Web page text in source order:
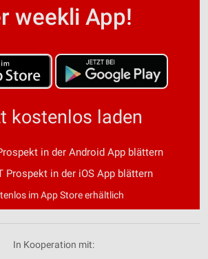
weekli App!
kostenlos laden
in der Android App blättern
Prospekt in der iOS App blättern
im App Store erhältlich
In Kooperation mit: